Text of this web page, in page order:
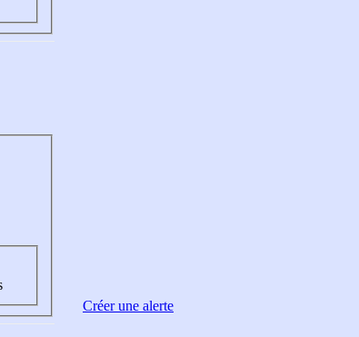
Créer une alerte